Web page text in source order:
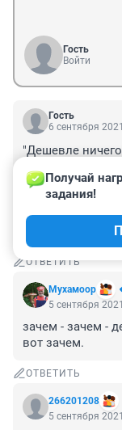
Гость
Войти
Гость
6 сентября
"Дешевле
КОГДА ЗЕМЛЮ
СЕБЯ (КАК В
"ИСКОННО
НА -ЯН), ТОГДА
ОТВЕТИТЬ
Мухамоор
Получай
задания!
5 сентября
зачем - зачем -
вот зачем.
ОТВЕТИТЬ
266201208
5 сентября